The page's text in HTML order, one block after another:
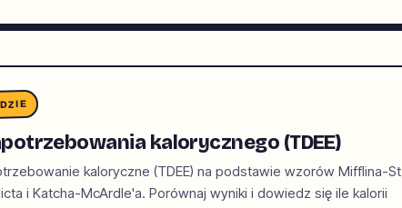
kalorycznego (TDEE)
kaloryczne (TDEE) na podstawie wzorów Mifflina-St
i Katcha-McArdle'a. Porównaj wyniki i dowiedz się ile kalorii